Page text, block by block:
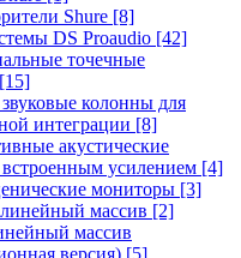
Shure [8]
DS Proaudio [42]
точечные
[15]
колонны для
интеграции [8]
акустические
усилением [4]
мониторы [3]
массив [2]
массив
версия) [5]